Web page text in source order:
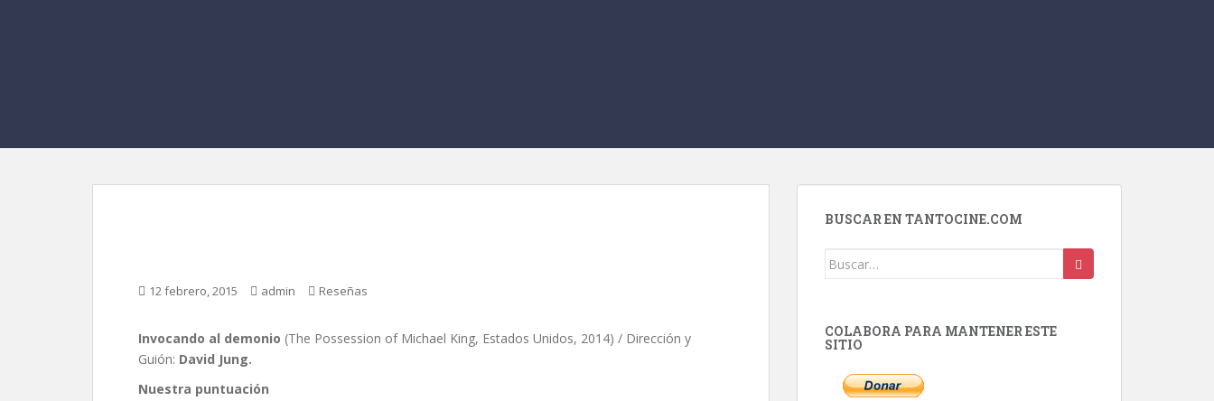
12 febrero, 2015 admin Reseñas
Invocando al demonio (The Possession of Michael King, Estados Unidos, 2014) / Dirección y
Guión: David Jung.
Nuestra puntuación
BUSCAR EN TANTOCINE.COM
Buscar:
COLABORA PARA MANTENER ESTE
SITIO